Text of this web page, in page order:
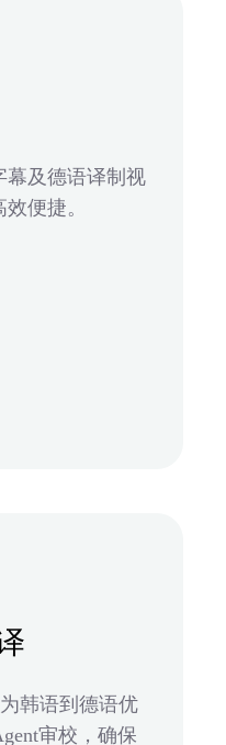
幕及德语译制视
便捷。
韩语到德语优
审校，确保